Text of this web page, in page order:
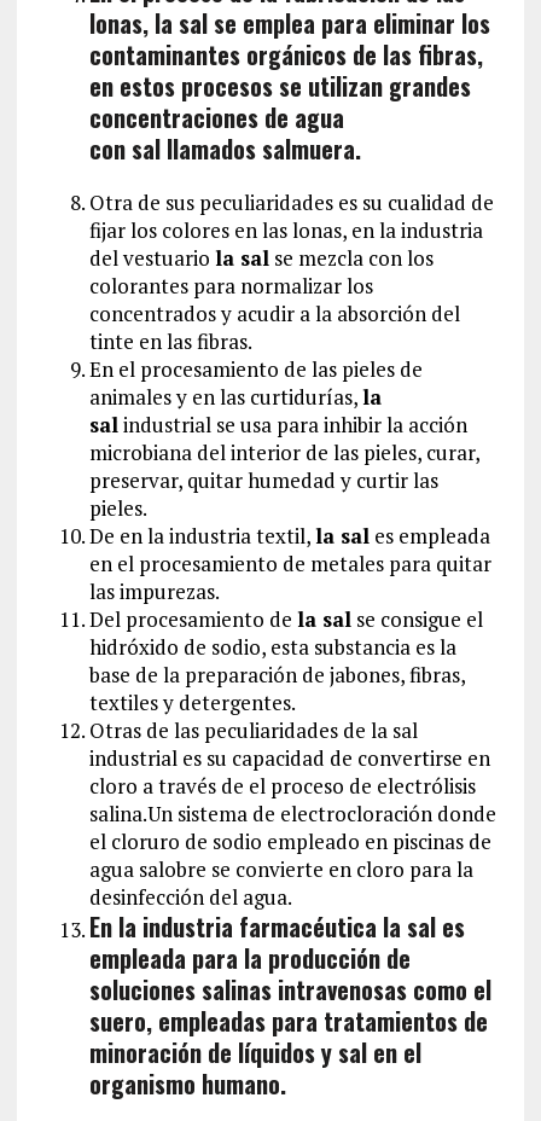
lonas, la sal se emplea para eliminar los
contaminantes orgánicos de las fibras,
en estos procesos se utilizan grandes
concentraciones de agua
con sal llamados salmuera.
Otra de sus peculiaridades es su cualidad de
fijar los colores en las lonas, en la industria
del vestuario la salse mezcla con los
colorantes para normalizar los
concentrados y acudir a la absorción del
tinte en las fibras.
En el procesamiento de las pieles de
animales y en las curtidurías,la
salindustrial se usa para inhibir la acción
microbiana del interior de las pieles, curar,
preservar, quitar humedad y curtir las
pieles.
De en la industria textil,la sales empleada
en el procesamiento de metales para quitar
las impurezas.
Del procesamiento de la salse consigue el
hidróxido de sodio, esta substancia es la
base de la preparación de jabones, fibras,
textiles y detergentes.
Otras de las peculiaridades de la sal
industrial es su capacidad de convertirse en
cloro a través de el proceso de electrólisis
salina.Un sistema de electrocloración donde
el cloruro de sodio empleado en piscinas de
agua salobre se convierte en cloro para la
desinfección del agua.
En la industria farmacéutica la sal es
empleada para la producción de
soluciones salinas intravenosas como el
suero, empleadas para tratamientos de
minoración de líquidos y sal en el
organismo humano.